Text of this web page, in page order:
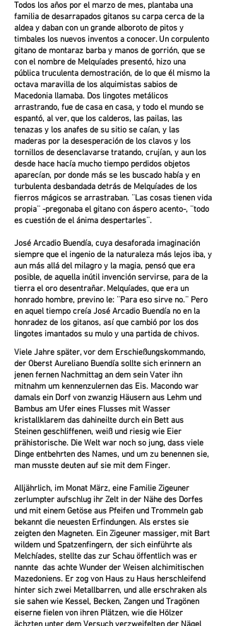
Todos los años por el marzo de mes, plantaba una
familia de desarrapados gitanos su carpa cerca de la
aldea y daban con un grande alboroto de pitos y
timbales los nuevos inventos a conocer. Un corpulento
gitano de montaraz barba y manos de gorrión, que se
con el nombre de Melquíades presentó, hizo una
pública truculenta demostración, de lo que él mismo la
octava maravilla de los alquimistas sabios de
Macedonia llamaba. Dos lingotes metálicos
arrastrando, fue de casa en casa, y todo el mundo se
espantó, al ver, que los calderos, las pailas, las
tenazas y los anafes de su sitio se caían, y las
maderas por la desesperación de los clavos y los
tornillos de desenclavarse tratando, crujían, y aun los
desde hace hacía mucho tiempo perdidos objetos
aparecían, por donde más se les buscado había y en
turbulenta desbandada detrás de Melquíades de los
fierros mágicos se arrastraban. ¨Las cosas tienen vida
propia¨ -pregonaba el gitano con áspero acento-, ¨todo
es cuestión de el ánima despertarles¨.
José Arcadio Buendía, cuya desaforada imaginación
siempre que el ingenio de la naturaleza más lejos iba, y
aun más allá del milagro y la magia, pensó que era
posible, de aquella inútil invención servirse, para de la
tierra el oro desentrañar. Melquíades, que era un
honrado hombre, previno le: ¨Para eso sirve no.¨ Pero
en aquel tiempo creía José Arcadio Buendía no en la
honradez de los gitanos, así que cambió por los dos
lingotes imantados su mulo y una partida de chivos.
Viele Jahre später, vor dem Erschießungskommando,
der Oberst Aureliano Buendía sollte sich erinnern an
jenen fernen Nachmittag an dem sein Vater ihn
mitnahm um kennenzulernen das Eis. Macondo war
damals ein Dorf von zwanzig Häusern aus Lehm und
Bambus am Ufer eines Flusses mit Wasser
kristallklarem das dahineilte durch ein Bett aus
Steinen geschliffenen, weiß und riesig wie Eier
prähistorische. Die Welt war noch so jung, dass viele
Dinge entbehrten des Names, und um zu benennen sie,
man musste deuten auf sie mit dem Finger.
Alljährlich, im Monat März, eine Familie Zigeuner
zerlumpter aufschlug ihr Zelt in der Nähe des Dorfes
und mit einem Getöse aus Pfeifen und Trommeln gab
bekannt die neuesten Erfindungen. Als erstes sie
zeigten den Magneten. Ein Zigeuner massiger, mit Bart
wildem und Spatzenfingern, der sich einführte als
Melchíades, stellte das zur Schau öffentlich was er
nannte das achte Wunder der Weisen alchimitischen
Mazedoniens. Er zog von Haus zu Haus herschleifend
hinter sich zwei Metallbarren, und alle erschraken als
sie sahen wie Kessel, Becken, Zangen und Tragönen
eiserne fielen von ihren Plätzen, wie die Hölzer